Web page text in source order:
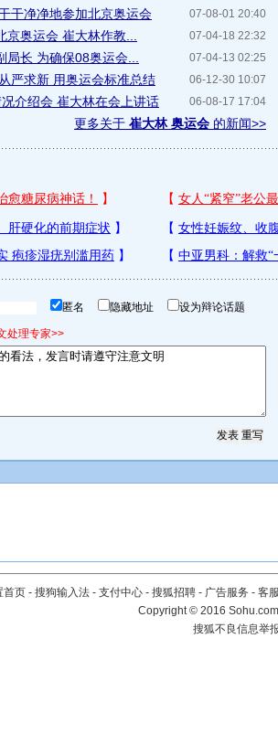
07-08-01 20:40
干净净地参加北京奥运会
07-04-18 22:32
奥运会 崔大林作教...
07-04-13 02:25
长 为确保08奥运会...
06-12-30 10:07
严求新 用奥运会标准总结
06-08-17 17:04
介绍会 崔大林在会上讲话
更多关于 崔大林 奥运会 的新闻>>
匿名 隐藏地址 设为辩论话题
处理专家>>
首页 - 搜狗输入法 - 支付中心 - 搜狐招聘 - 广告服务 - 客
Copyright©2016
搜狐不良信息举